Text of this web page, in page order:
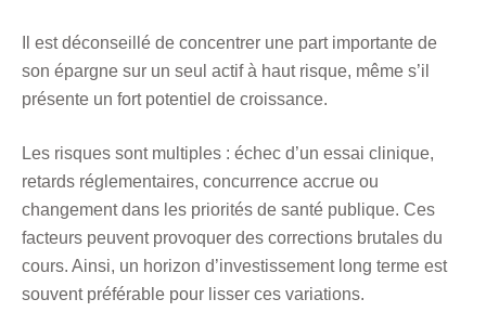
Il est déconseillé de concentrer une part importante de
son épargne sur un seul actif à haut risque, même s’il
présente un fort potentiel de croissance.
Les risques sont multiples : échec d’un essai clinique,
retards réglementaires, concurrence accrue ou
changement dans les priorités de santé publique. Ces
facteurs peuvent provoquer des corrections brutales du
cours. Ainsi, un horizon d’investissement long terme est
souvent préférable pour lisser ces variations.